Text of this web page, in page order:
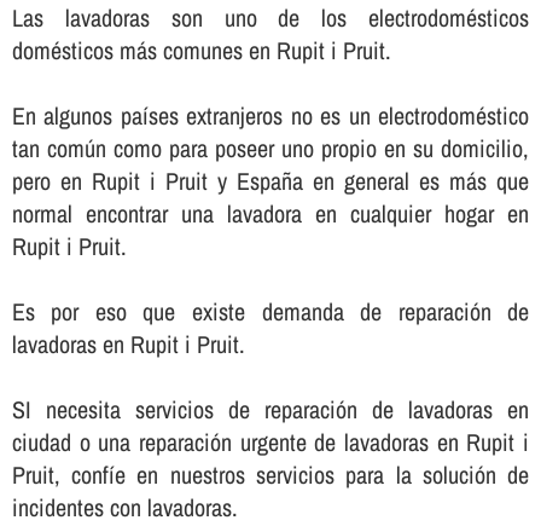
Las lavadoras son uno de los electrodomésticos
domésticos más comunes en Rupit i Pruit.
En algunos paí­ses extranjeros no es un electrodoméstico
tan común como para poseer uno propio en su domicilio,
pero en Rupit i Pruit y España en general es más que
normal encontrar una lavadora en cualquier hogar en
Rupit i Pruit.
Es por eso que existe demanda de reparación de
lavadoras en Rupit i Pruit.
SI necesita servicios de reparación de lavadoras en
ciudad o una reparación urgente de lavadoras en Rupit i
Pruit, confí­e en nuestros servicios para la solución de
incidentes con lavadoras.